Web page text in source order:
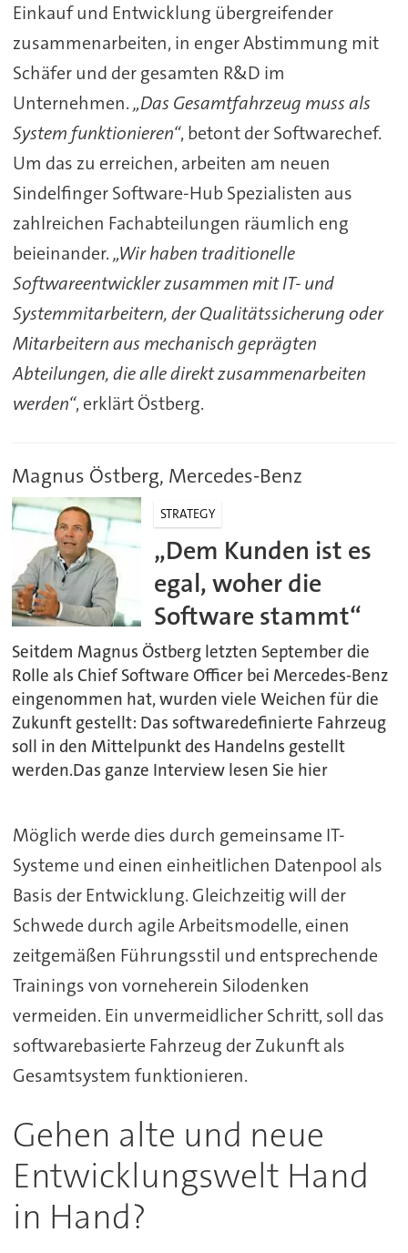
Einkauf und Entwicklung übergreifender
zusammenarbeiten, in enger Abstimmung mit
Schäfer und der gesamten R&D im
Unternehmen.„Das Gesamtfahrzeug muss als
System funktionieren“, betont der Softwarechef.
Um das zu erreichen, arbeiten am neuen
Sindelfinger Software-Hub Spezialisten aus
zahlreichen Fachabteilungen räumlich eng
beieinander.„Wir haben traditionelle
Softwareentwickler zusammen mit IT- und
Systemmitarbeitern, der Qualitätssicherung oder
Mitarbeitern aus mechanisch geprägten
Abteilungen, die alle direkt zusammenarbeiten
werden“, erklärt Östberg.
Magnus Östberg, Mercedes-Benz
STRATEGY
„Dem Kunden ist es
egal, woher die
Software stammt“
Seitdem Magnus Östberg letzten September die
Rolle als Chief Software Officer bei Mercedes-Benz
eingenommen hat, wurden viele Weichen für die
Zukunft gestellt: Das softwaredefinierte Fahrzeug
soll in den Mittelpunkt des Handelns gestellt
werden.Das ganze Interview lesen Sie hier
Möglich werde dies durch gemeinsame IT-
Systeme und einen einheitlichen Datenpool als
Basis der Entwicklung. Gleichzeitig will der
Schwede durch agile Arbeitsmodelle, einen
zeitgemäßen Führungsstil und entsprechende
Trainings von vorneherein Silodenken
vermeiden. Ein unvermeidlicher Schritt, soll das
softwarebasierte Fahrzeug der Zukunft als
Gesamtsystem funktionieren.
Gehen alte und neue
Entwicklungswelt Hand
in Hand?